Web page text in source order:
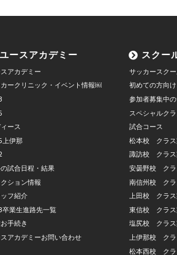
ユースアカデミー
アカデミー
ークリニック・イベント情報￼
ース
上伊那
試合日程・結果
ション情報
フ紹介
卒業生進路先一覧
手続き
アカデミーお問い合わせ
スクー
サッカースク
初めての方向
参加者募集中
スペシャルク
試合コース
松本校 クラス
諏訪校 クラス
安曇野校 クラ
南信州校 クラ
上田校 クラス
東信校 クラス
塩尻校 クラス
上伊那校 クラ
松本西校 クラ